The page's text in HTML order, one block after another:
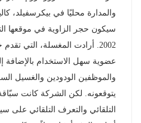
magyar
والمدارة محليًا في بيكرسفيلد،
سيكون حجر الزاوية في موقعها
2002. أرادت المغسلة، التي
عضوية سهل الاستخدام بالإضافة
والموظفين الودودين والغسيل
يتوقعونه. لكن الشركة كانت
التلقائي والتعرف التلقائي على